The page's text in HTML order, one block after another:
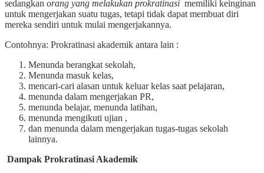
sedangkan orang yang melakukan prokratinasi memiliki keinginan
untuk mengerjakan suatu tugas, tetapi tidak dapat membuat diri
mereka sendiri untuk mulai mengerjakannya.
Contohnya: Prokratinasi akademik antara lain :
Menunda berangkat sekolah,
Menunda masuk kelas,
mencari-cari alasan untuk keluar kelas saat pelajaran,
menunda dalam mengerjakan PR,
menunda belajar, menunda latihan,
menunda mengikuti ujian ,
dan menunda dalam mengerjakan tugas-tugas sekolah
lainnya.
Dampak Prokratinasi Akademik